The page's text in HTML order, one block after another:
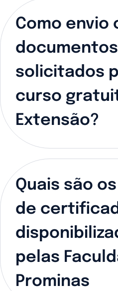
Como envio
documentos
solicitados
curso
Extensão?
Quais são
de
pelas
Prominas